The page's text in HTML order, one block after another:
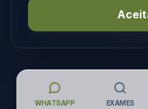
WHATSAPP EXAMES